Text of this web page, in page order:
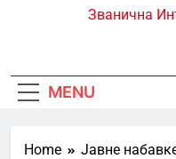
Званична
MENU
Home
Јавне